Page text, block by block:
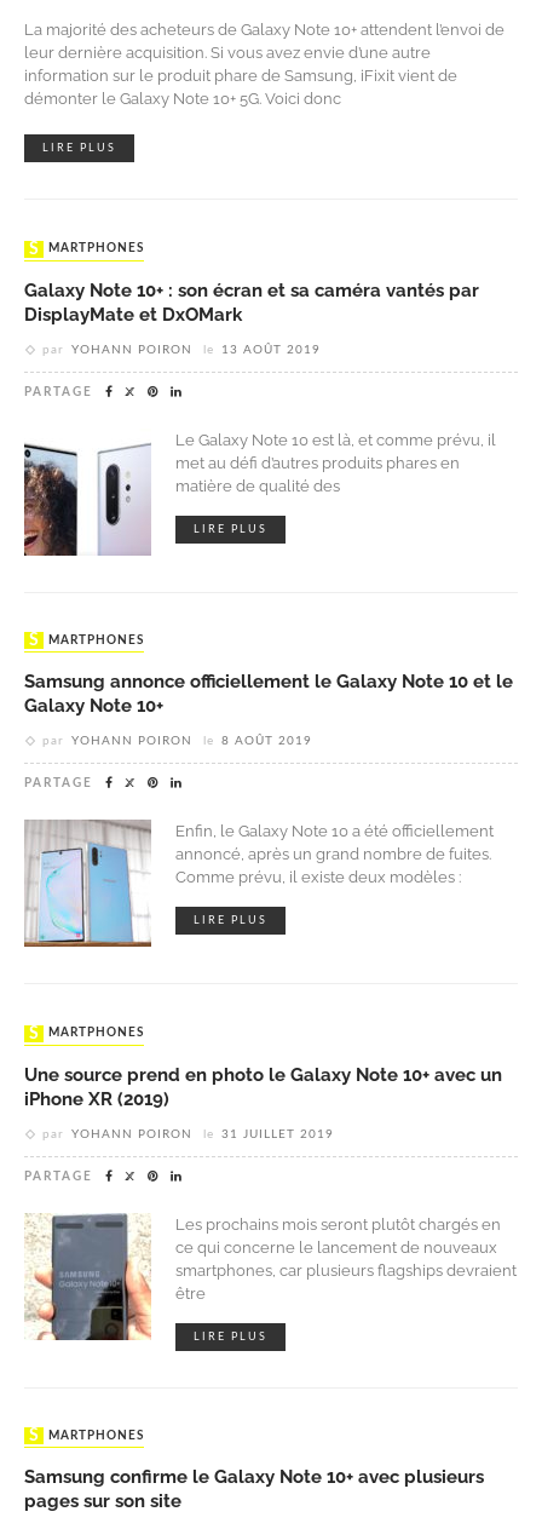
La majorité des acheteurs de Galaxy Note 10+ attendent l’envoi de
leur dernière acquisition. Si vous avez envie d’une autre
information sur le produit phare de Samsung, iFixit vient de
démonter le Galaxy Note 10+ 5G. Voici donc
LIRE PLUS
SMARTPHONES
Galaxy Note 10+ : son écran et sa caméra vantés par
DisplayMate et DxOMark
par YOHANN POIRON le 13 AOÛT 2019
PARTAGE
Le Galaxy Note 10 est là, et comme prévu, il
met au défi d’autres produits phares en
matière de qualité des
LIRE PLUS
SMARTPHONES
Samsung annonce officiellement le Galaxy Note 10 et le
Galaxy Note 10+
par YOHANN POIRON le 8 AOÛT 2019
PARTAGE
Enfin, le Galaxy Note 10 a été officiellement
annoncé, après un grand nombre de fuites.
Comme prévu, il existe deux modèles :
LIRE PLUS
SMARTPHONES
Une source prend en photo le Galaxy Note 10+ avec un
iPhone XR (2019)
par YOHANN POIRON le 31 JUILLET 2019
PARTAGE
Les prochains mois seront plutôt chargés en
ce qui concerne le lancement de nouveaux
smartphones, car plusieurs flagships devraient
être
LIRE PLUS
SMARTPHONES
Samsung confirme le Galaxy Note 10+ avec plusieurs
pages sur son site